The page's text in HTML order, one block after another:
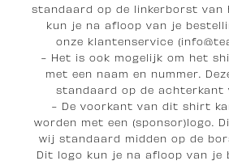
standaard op de linkerborst van
kun je na afloop van je
onze klantenservice
- Het is ook mogelijk om het
met een naam en nummer.
standaard op de achterkant
- De voorkant van dit shirt
worden met een (sponsor)logo.
wij standaard midden op de
Dit logo kun je na afloop van je